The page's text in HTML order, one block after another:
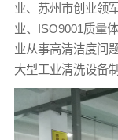
业、苏州市创业领
业、ISO9001质量
业从事高清洁度问
大型工业清洗设备